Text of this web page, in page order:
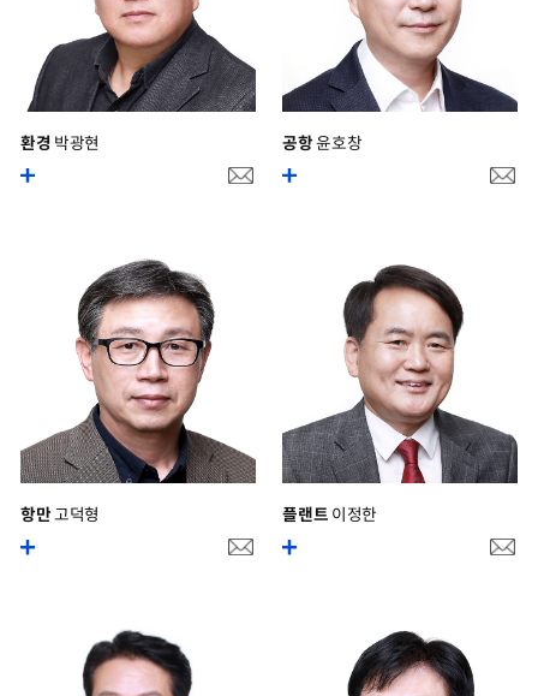
환경 박광현 공항윤호창
항만고덕형 플랜트 이정한